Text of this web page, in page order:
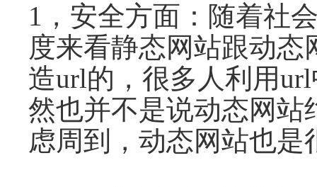
1，安全方面：随着社
度来看静态网站跟动
造url的，很多人利用
然也并不是说动态网站
虑周到，动态网站也是